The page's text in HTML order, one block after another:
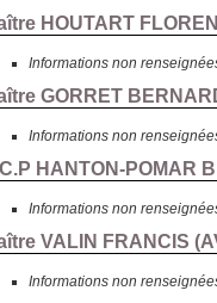
HOUTART
Informations non
GORRET
Informations non
HANTON-POMAR
Informations non
VALIN FRANCIS (
Informations non